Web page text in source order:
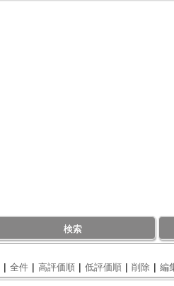
検索
| 全件 | 高評価順 | 低評価順 | 削除 | 編